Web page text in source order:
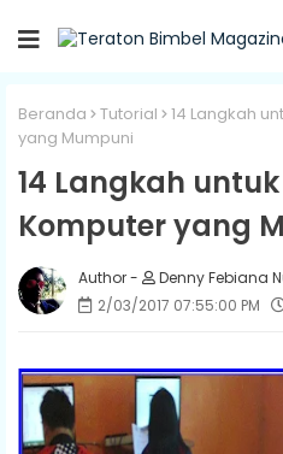
Beranda Tutorial
14 Langkah
yang Mumpuni
14 Langkah
Komputer yang
Denny Febiana
2/03/2017 07:55:00 PM